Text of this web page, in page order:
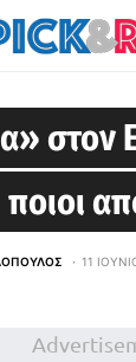
στον
11